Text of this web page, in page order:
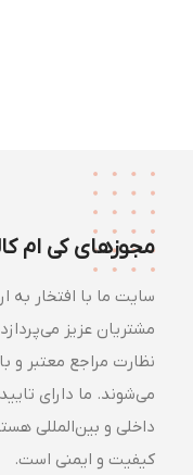
مجوزهای کی ام کالا
سایت ما با افتخار به
مشتریان عزیز
نظارت مراجع معتبر و با
می‌شوند. ما دارای
داخلی و بین‌المللی
کیفیت و ایمنی است.